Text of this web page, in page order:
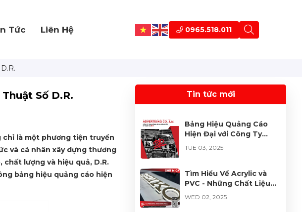
Tức Liên Hệ 0965.518.011
Số D.R.
là một phương tiện truyền
và cá nhân xây dựng thương
lượng và hiệu quả, D.R.
bảng hiệu quảng cáo hiện
Tin tức mới
Bảng Hiệu Quảng Cáo
Hiện Đại với Công Ty
TNHH Bảng Hiệu & Kỹ
Thuật Số D.R.
TUE 03, 2025
Tìm Hiểu Về Acrylic và
PVC - Những Chất Liệu
Thông Dụng Trong
Quảng Cáo
WED 02, 2025